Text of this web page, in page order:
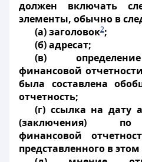
должен включать
элементы, обычно в
(а) заголовок2;
(б) адресат;
(в)
финансовой
была составлена
отчетность;
(г) ссылка на дату
(заключения) по
финансовой
представленного в этом